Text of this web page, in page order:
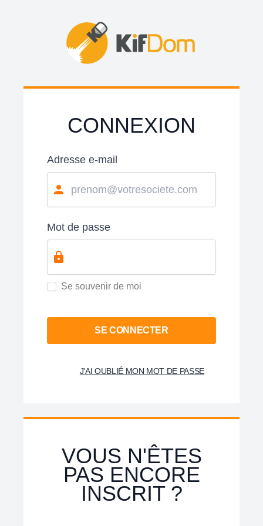
CONNEXION
Adresse e-mail
Mot de passe
Se souvenir de moi
SE CONNECTER
J'AI OUBLIÉ MON MOT DE PASSE
VOUS N'ÊTES
PAS ENCORE
INSCRIT ?